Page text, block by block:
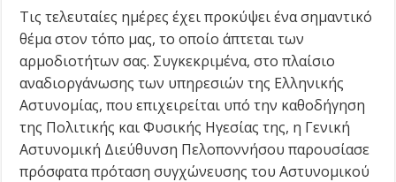
Τις τελευταίες ημέρες έχει προκύψει ένα σημαντικό
θέμα στον τόπο μας, το οποίο άπτεται των
αρμοδιοτήτων σας. Συγκεκριμένα, στο πλαίσιο
αναδιοργάνωσης των υπηρεσιών της Ελληνικής
Αστυνομίας, που επιχειρείται υπό την καθοδήγηση
της Πολιτικής και Φυσικής Ηγεσίας της, η Γενική
Αστυνομική Διεύθυνση Πελοποννήσου παρουσίασε
πρόσφατα πρόταση συγχώνευσης του Αστυνομικού